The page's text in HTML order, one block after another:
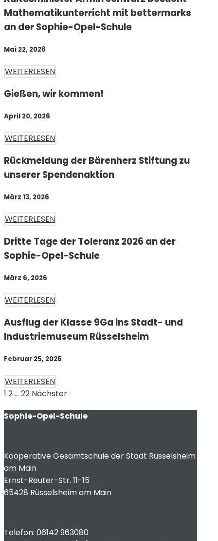
Mathematikunterricht mit bettermarks
an der Sophie-Opel-Schule
Mai 22, 2026
WEITERLESEN
Gießen, wir kommen!
April 20, 2026
WEITERLESEN
Rückmeldung der Bärenherz Stiftung zu
unserer Spendenaktion
März 13, 2026
WEITERLESEN
Dritte Tage der Toleranz 2026 an der
Sophie-Opel-Schule
März 6, 2026
WEITERLESEN
Ausflug der Klasse 9Ga ins Stadt- und
Industriemuseum Rüsselsheim
Februar 25, 2026
WEITERLESEN
Seitennummerierung
der
Seite
1 Seite
2… Seite
22 Nächster
Sophie-Opel-Schule
Kooperative Gesamtschule der Stadt Rüsselsheim
am Main
Ernst-Reuter-Str. 11-15
65428 Rüsselsheim am Main
Telefon: 06142 963080